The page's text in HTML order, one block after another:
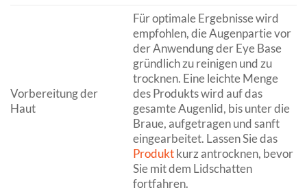
Vorbereitung der
Haut
Für optimale Ergebnisse wird
empfohlen, die Augenpartie vor
der Anwendung der Eye Base
gründlich zu reinigen und zu
trocknen. Eine leichte Menge
des Produkts wird auf das
gesamte Augenlid, bis unter die
Braue, aufgetragen und sanft
eingearbeitet. Lassen Sie das
Produktkurz antrocknen, bevor
Sie mit dem Lidschatten
fortfahren.